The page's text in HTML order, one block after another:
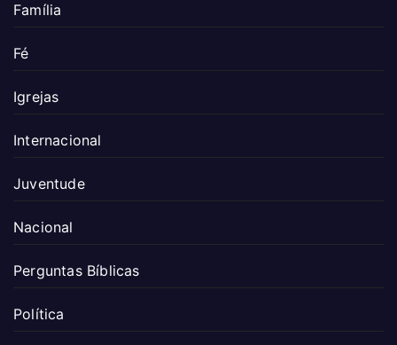
Família
Fé
Igrejas
Internacional
Juventude
Nacional
Perguntas Bíblicas
Política